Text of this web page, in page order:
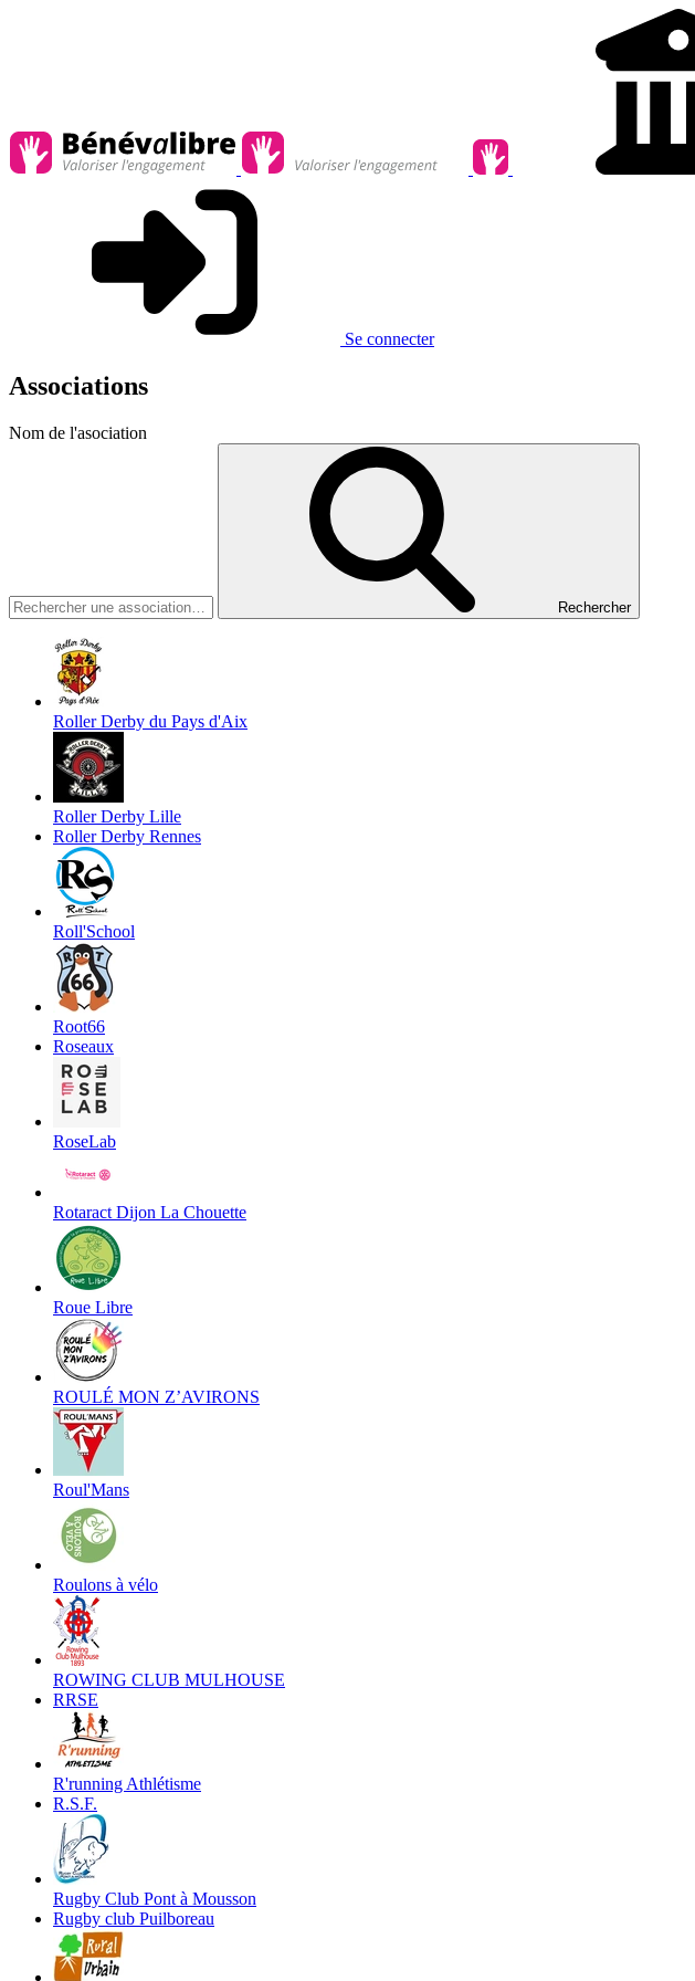
Se connecter
Associations
Nom de l'asociation
Rechercher
Roller Derby du Pays d'Aix
Roller Derby Lille
Roller Derby Rennes
Roll'School
Root66
Roseaux
RoseLab
Rotaract Dijon La Chouette
Roue Libre
ROULÉ MON Z’AVIRONS
Roul'Mans
Roulons à vélo
ROWING CLUB MULHOUSE
RRSE
R'running Athlétisme
R.S.F.
Rugby Club Pont à Mousson
Rugby club Puilboreau